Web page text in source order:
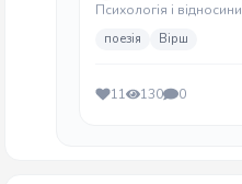
Психологія і відносини
поезія Вірш
11 130 0